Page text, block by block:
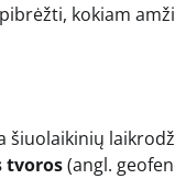
kokiam
šiuolaikinių
tvoros(angl.